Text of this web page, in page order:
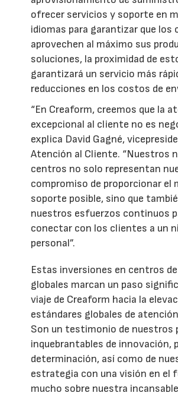
ofrecer servicios y soporte en
idiomas para garantizar que los
aprovechen al máximo sus
soluciones, la proximidad de
garantizará un servicio más
reducciones en los costos de
“En Creaform, creemos que la
excepcional al cliente no es
explica David Gagné,
Atención al Cliente. “Nuestros
centros no solo representan
compromiso de proporcionar el
soporte posible, sino que
nuestros esfuerzos continuos
conectar con los clientes a un
personal”.
Estas inversiones en centros
globales marcan un paso
viaje de Creaform hacia la
estándares globales de
Son un testimonio de nuestros
inquebrantables de innovación,
determinación, así como de
estrategia con una visión en el
mucho sobre nuestra